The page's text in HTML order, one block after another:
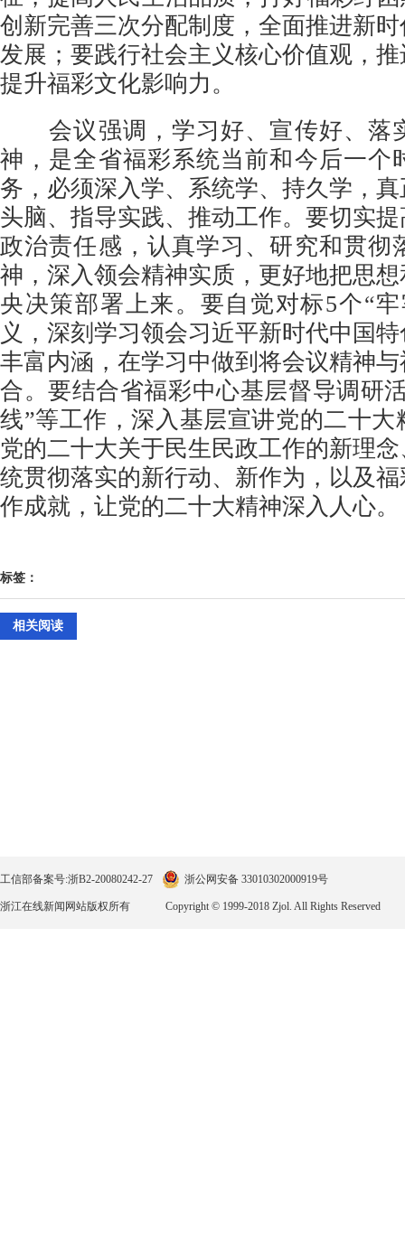
创新完善三次分配制度，全面推进新
发展；要践行社会主义核心价值观，
提升福彩文化影响力。
会议强调，学习好、宣传好、落
神，是全省福彩系统当前和今后一个
务，必须深入学、系统学、持久学，
头脑、指导实践、推动工作。要切实
政治责任感，认真学习、研究和贯彻
神，深入领会精神实质，更好地把思
央决策部署上来。要自觉对标5个“
义，深刻学习领会习近平新时代中国
丰富内涵，在学习中做到将会议精神
合。要结合省福彩中心基层督导调研
线”等工作，深入基层宣讲党的二十
党的二十大关于民生民政工作的新理
统贯彻落实的新行动、新作为，以及
作成就，让党的二十大精神深入人心。
标签：
相关阅读
工信部备案号:浙B2-20080242-27 浙公网安备 33010302000919号
浙江在线新闻网站版权所有 Copyright © 1999-2018 Zjol. All Rights Reserved